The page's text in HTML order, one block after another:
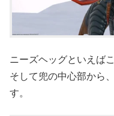
ニーズヘッグといえば
そして兜の中心部から
す。